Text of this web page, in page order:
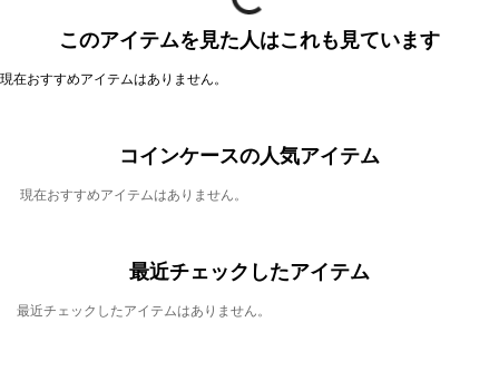
このアイテムを見た人はこれも見ています
現在おすすめアイテムはありません。
コインケースの人気アイテム
現在おすすめアイテムはありません。
最近チェックしたアイテム
最近チェックしたアイテムはありません。